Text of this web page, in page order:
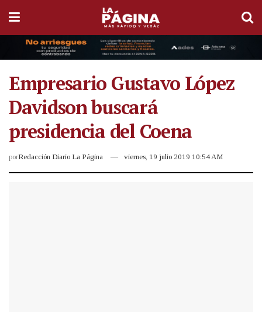
Empresario Gustavo López
Davidson buscará
presidencia del Coena
porRedacción Diario La Página viernes, 19 julio 2019 10:54 AM